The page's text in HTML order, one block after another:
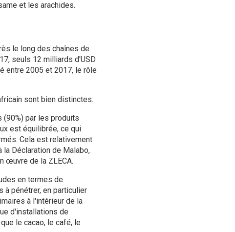
et les arachides.
le long des chaînes de
seuls 12 milliards d'USD
entre 2005 et 2017, le rôle
sont bien distinctes.
par les produits
est équilibrée, ce qui
Cela est relativement
Déclaration de Malabo,
œuvre de la ZLECA.
en termes de
pénétrer, en particulier
à l'intérieur de la
d'installations de
le cacao, le café, le